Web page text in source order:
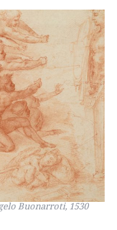
Buonarroti, 1530